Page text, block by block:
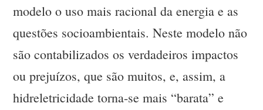
modelo o uso mais racional da energia e as
questões socioambientais. Neste modelo não
são contabilizados os verdadeiros impactos
ou prejuízos, que são muitos, e, assim, a
hidreletricidade torna-se mais “barata” e